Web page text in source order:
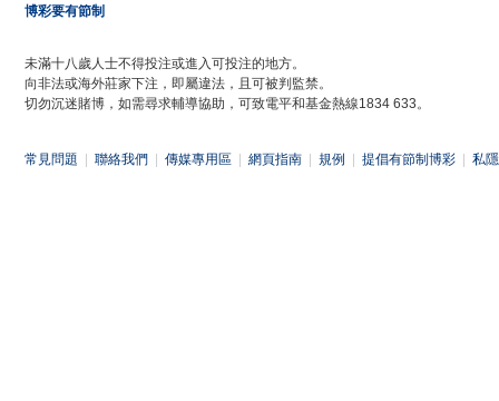
博彩要有節制
未滿十八歲人士不得投注或進入可投注的地方。
向非法或海外莊家下注，即屬違法，且可被判監禁。
切勿沉迷賭博，如需尋求輔導協助，可致電平和基金熱線1834 633。
常見問題 聯絡我們 傳媒專用區 網頁指南 規例 提倡有節制博彩 私